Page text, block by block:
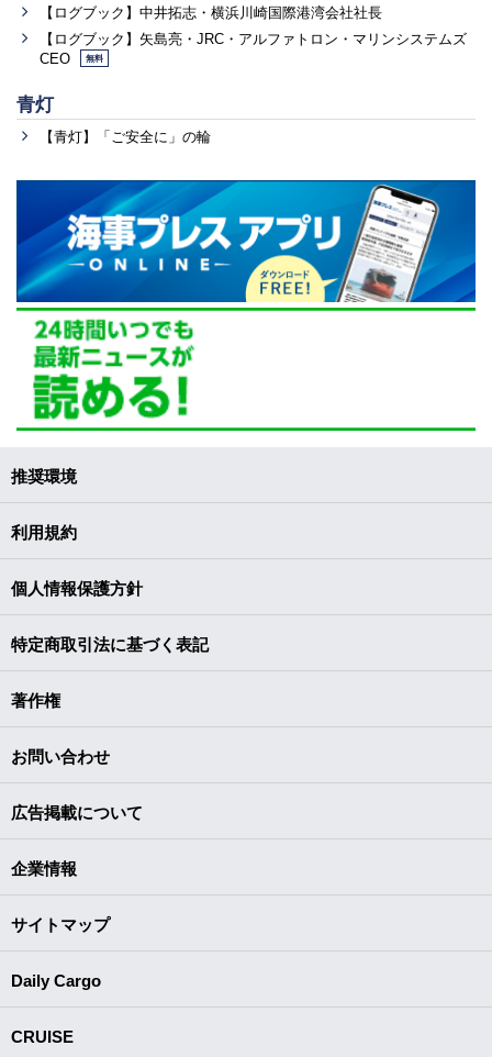
【ログブック】中井拓志・横浜川崎国際港湾会社社長
【ログブック】矢島亮・JRC・アルファトロン・マリンシステムズ
CEO
無料
青灯
【青灯】「ご安全に」の輪
推奨環境
利用規約
個人情報保護方針
特定商取引法に基づく表記
著作権
お問い合わせ
広告掲載について
企業情報
サイトマップ
Daily Cargo
CRUISE